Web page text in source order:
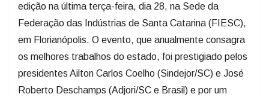
edição na última terça-feira, dia 28, na Sede da
Federação das Indústrias de Santa Catarina (FIESC),
em Florianópolis. O evento, que anualmente consagra
os melhores trabalhos do estado, foi prestigiado pelos
presidentes Ailton Carlos Coelho (Sindejor/SC) e José
Roberto Deschamps (Adjori/SC e Brasil) e por um